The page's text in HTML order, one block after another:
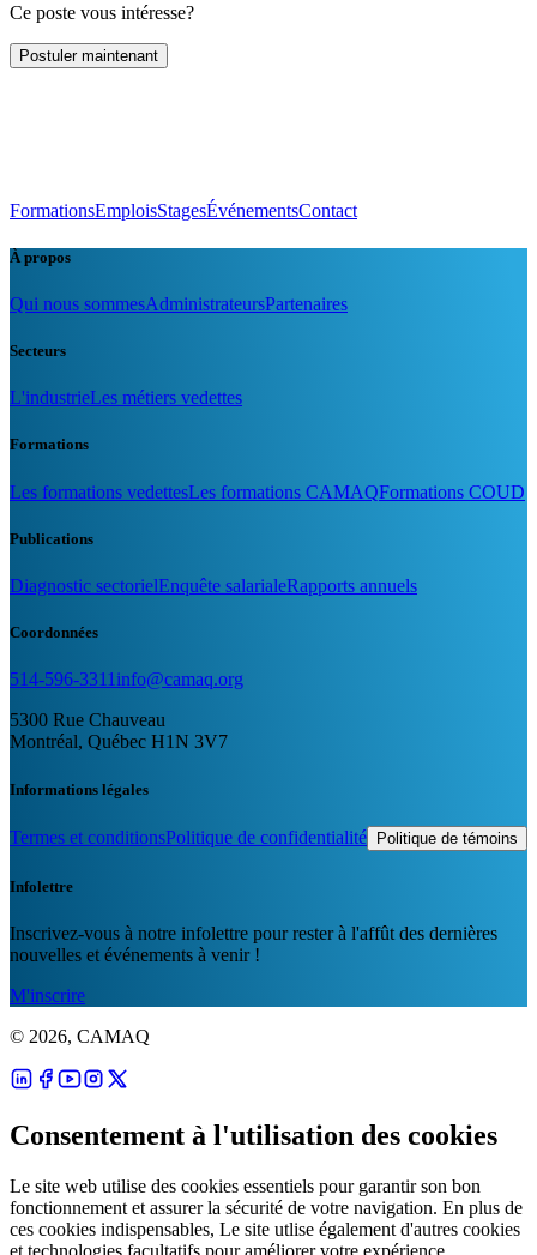
Ce poste vous intéresse?
Postuler maintenant
FormationsEmploisStagesÉvénementsContact
À propos
Qui nous sommesAdministrateursPartenaires
Secteurs
L'industrieLes métiers vedettes
Formations
Les formations vedettesLes formations CAMAQFormations COUD
Publications
Diagnostic sectorielEnquête salarialeRapports annuels
Coordonnées
514-596-3311 info@camaq.org
5300 Rue Chauveau
Montréal, Québec H1N 3V7
Informations légales
Termes et conditionsPolitique de confidentialité Politique de témoins
Infolettre
Inscrivez-vous à notre infolettre pour rester à l'affût des dernières
nouvelles et événements à venir !
M'inscrire
© 2026, CAMAQ
Consentement à l'utilisation des cookies
Le site web utilise des cookies essentiels pour garantir son bon
fonctionnement et assurer la sécurité de votre navigation. En plus de
ces cookies indispensables, Le site utlise également d'autres cookies
et technologies facultatifs pour améliorer votre expérience,